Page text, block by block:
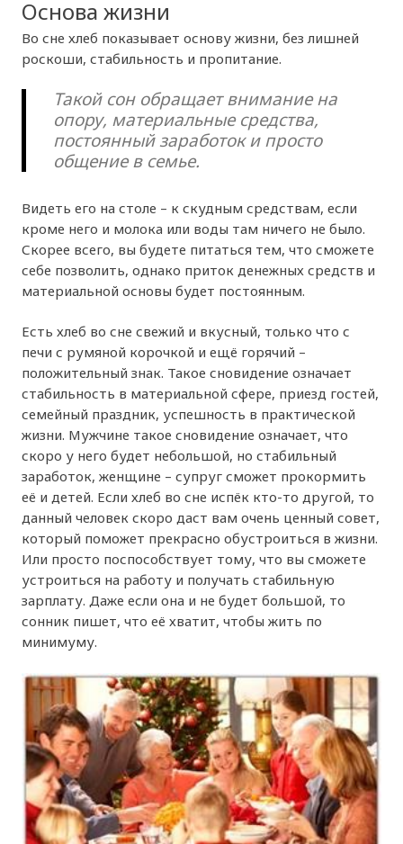
Основа жизни
Во сне хлеб показывает основу жизни, без лишней
роскоши, стабильность и пропитание.
Такой сон обращает внимание на
опору, материальные средства,
постоянный заработок и просто
общение в семье.
Видеть его на столе – к скудным средствам, если
кроме него и молока или воды там ничего не было.
Скорее всего, вы будете питаться тем, что сможете
себе позволить, однако приток денежных средств и
материальной основы будет постоянным.
Есть хлеб во сне свежий и вкусный, только что с
печи с румяной корочкой и ещё горячий –
положительный знак. Такое сновидение означает
стабильность в материальной сфере, приезд гостей,
семейный праздник, успешность в практической
жизни. Мужчине такое сновидение означает, что
скоро у него будет небольшой, но стабильный
заработок, женщине – супруг сможет прокормить
её и детей. Если хлеб во сне испёк кто-то другой, то
данный человек скоро даст вам очень ценный совет,
который поможет прекрасно обустроиться в жизни.
Или просто поспособствует тому, что вы сможете
устроиться на работу и получать стабильную
зарплату. Даже если она и не будет большой, то
сонник пишет, что её хватит, чтобы жить по
минимуму.